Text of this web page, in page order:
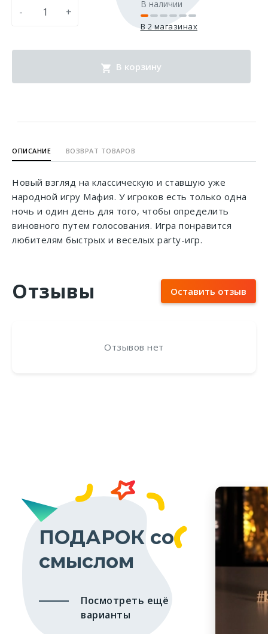
- +
В наличии
В 2 магазинах
В корзину
ОПИСАНИЕ ВОЗВРАТ ТОВАРОВ
Новый взгляд на классическую и ставшую уже
народной игру Мафия. У игроков есть только одна
ночь и один день для того, чтобы определить
виновного путем голосования. Игра понравится
любителям быстрых и веселых party-игр.
Отзывы Оставить отзыв
Отзывов нет
ПОДАРОК со
смыслом
Посмотреть ещё
варианты